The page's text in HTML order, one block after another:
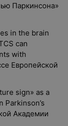
Паркинсона»
in the brain
can
with
Европейской
sign» as a
Академии